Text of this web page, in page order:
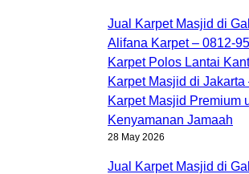
Jual Karpet Masjid di
Alifana Karpet – 0812-
Karpet Polos Lantai
Karpet Masjid di Jakarta
Karpet Masjid Premium
Kenyamanan Jamaah
28 May 2026
Jual Karpet Masjid di